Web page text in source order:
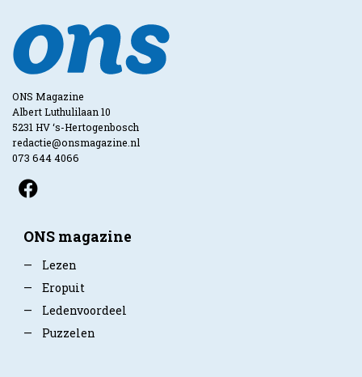
ONS Magazine
Albert Luthulilaan 10
5231 HV ‘s-Hertogenbosch
redactie@onsmagazine.nl
073 644 4066
ONS magazine
—
Lezen
—
Eropuit
—
Ledenvoordeel
—
Puzzelen